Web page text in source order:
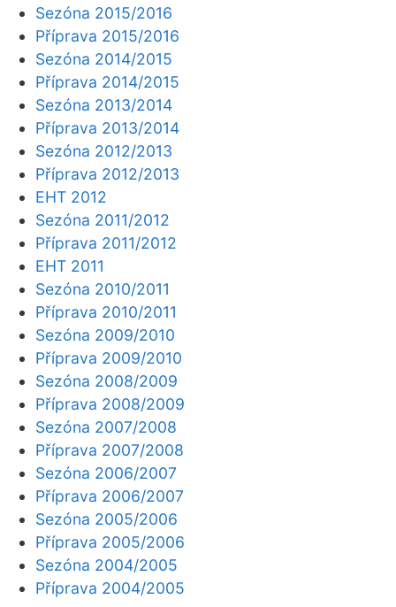
Sezóna 2015/2016
Příprava 2015/2016
Sezóna 2014/2015
Příprava 2014/2015
Sezóna 2013/2014
Příprava 2013/2014
Sezóna 2012/2013
Příprava 2012/2013
EHT 2012
Sezóna 2011/2012
Příprava 2011/2012
EHT 2011
Sezóna 2010/2011
Příprava 2010/2011
Sezóna 2009/2010
Příprava 2009/2010
Sezóna 2008/2009
Příprava 2008/2009
Sezóna 2007/2008
Příprava 2007/2008
Sezóna 2006/2007
Příprava 2006/2007
Sezóna 2005/2006
Příprava 2005/2006
Sezóna 2004/2005
Příprava 2004/2005